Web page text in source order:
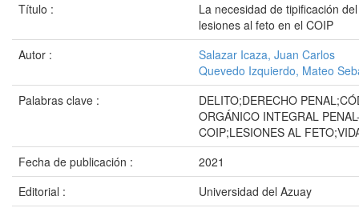
Título :
La necesidad de tipificación
lesiones al feto en el COIP
Autor :
Salazar Icaza, Juan Carlos
Quevedo Izquierdo, Mateo
Palabras clave :
DELITO;DERECHO
ORGÁNICO INTEGRAL
COIP;LESIONES AL
Fecha de publicación :
2021
Editorial :
Universidad del Azuay